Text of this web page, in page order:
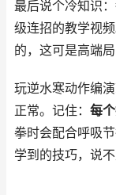
最后说个冷知识：
级连招的教学视
的，这可是高端局
玩逆水寒动作编
正常。记住： 每
拳时会配合呼吸
学到的技巧，说